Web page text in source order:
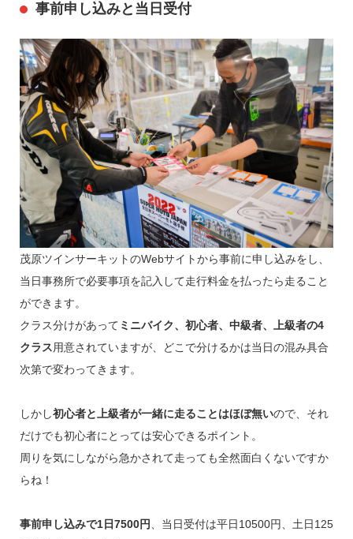
事前申し込みと当日受付
茂原ツインサーキットのWebサイトから事前に申し込みをし、
当日事務所で必要事項を記入して走行料金を払ったら走ること
ができます。
クラス分けがあって ミニバイク、初心者、中級者、上級者の4
クラス用意されていますが、どこで分けるかは当日の混み具合
次第で変わってきます。
しかし初心者と上級者が一緒に走ることはほぼ無いので、それ
だけでも初心者にとっては安心できるポイント。
周りを気にしながら急かされて走っても全然面白くないですか
らね！
事前申し込みで1日7500円
、当日受付は平日10500円、土日125